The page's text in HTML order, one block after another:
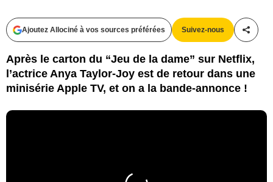
Ajoutez Allociné à vos sources préférées Suivez-nous
Après le carton du “Jeu de la dame” sur Netflix,
l’actrice Anya Taylor-Joy est de retour dans une
minisérie Apple TV, et on a la bande-annonce !